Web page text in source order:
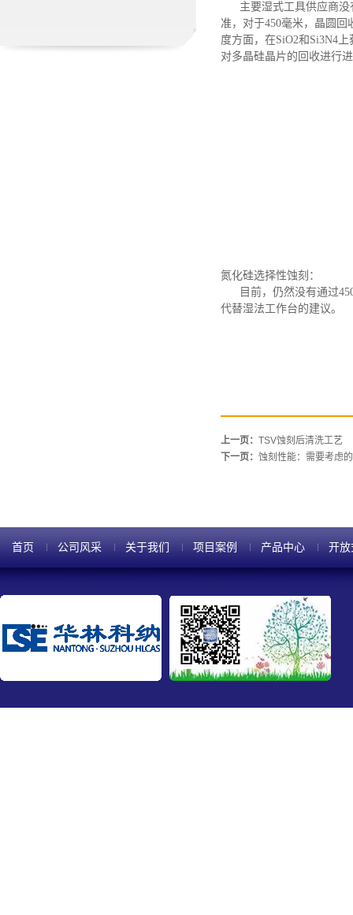
主要湿式工具供应商
准，对于450毫米，晶圆
度方面，在SiO2和Si3N4
对多晶硅晶片的回收进行
氮化硅选择性蚀刻：
目前，仍然没有通过
代替湿法工作台的建议。
上一页： TSV蚀刻后清洗工艺
下一页： 蚀刻性能：需要考虑
首页 公司风采 关于我们 项目案例 产品中心 开放